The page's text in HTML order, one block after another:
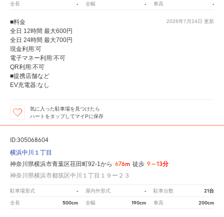
全長 - 全幅 - 車高 -
2026年7月24日 更新
■料金
全日 12時間 最大600円
全日 24時間 最大700円
現金利用:可
電子マネー利用:不可
QR利用:不可
■提携店舗など
EV充電器:なし
気に入った駐車場を見つけたら
ハートをタップしてマイPに保存
ID:305068604
横浜中川１丁目
神奈川県横浜市青葉区荏田町92-1から 676m 徒歩 9～13分
神奈川県横浜市都筑区中川１丁目１９ー２３
駐車場形式 - 屋内外形式 - 駐車台数 21台
全長 500cm 全幅 190cm 車高 200cm